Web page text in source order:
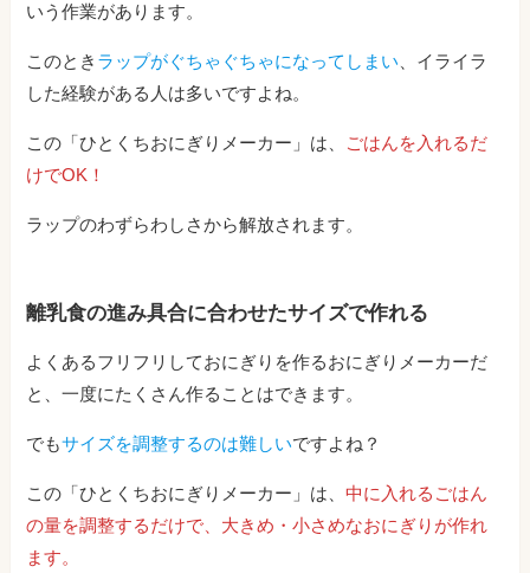
いう作業があります。
このとき ラップがぐちゃぐちゃになってしまい 、イライラ
した経験がある人は多いですよね。
この「ひとくちおにぎりメーカー」は、 ごはんを入れるだ
けでOK！
ラップのわずらわしさから解放されます。
離乳食の進み具合に合わせたサイズで作れる
よくあるフリフリしておにぎりを作るおにぎりメーカーだ
と、一度にたくさん作ることはできます。
でもサイズを調整するのは難しいですよね？
この「ひとくちおにぎりメーカー」は、中に入れるごはん
の量を調整するだけで、大きめ・小さめなおにぎりが作れ
ます。